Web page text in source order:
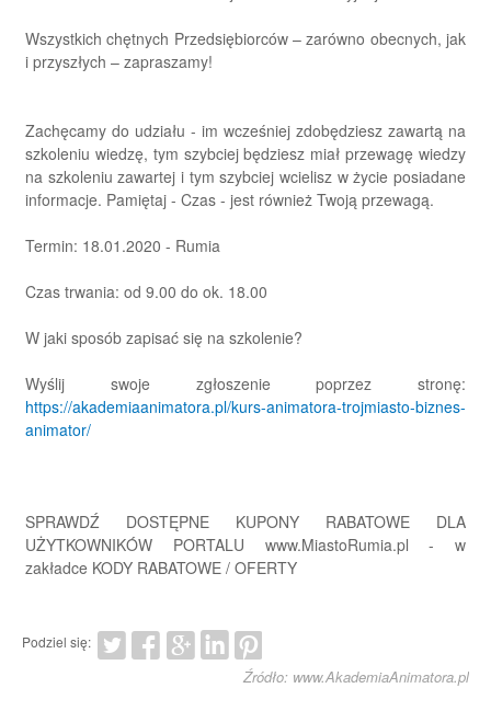
Wszystkich chętnych Przedsiębiorców – zarówno obecnych, jak
i przyszłych – zapraszamy!
Zachęcamy do udziału - im wcześniej zdobędziesz zawartą na
szkoleniu wiedzę, tym szybciej będziesz miał przewagę wiedzy
na szkoleniu zawartej i tym szybciej wcielisz w życie posiadane
informacje. Pamiętaj - Czas - jest również Twoją przewagą.
Termin: 18.01.2020 - Rumia
Czas trwania: od 9.00 do ok. 18.00
W jaki sposób zapisać się na szkolenie?
Wyślij swoje zgłoszenie poprzez stronę:
https://akademiaanimatora.pl/kurs-animatora-trojmiasto-biznes-
animator/
SPRAWDŹ DOSTĘPNE KUPONY RABATOWE DLA
UŻYTKOWNIKÓW PORTALU www.MiastoRumia.pl - w
zakładce KODY RABATOWE / OFERTY
Podziel się:
Źródło: www.AkademiaAnimatora.pl